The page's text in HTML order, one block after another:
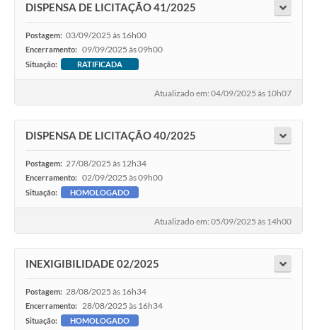
DISPENSA DE LICITAÇÃO 41/2025
Postagem: 03/09/2025 às 16h00
Encerramento: 09/09/2025 às 09h00
Situação: RATIFICADA
Atualizado em: 04/09/2025 às 10h07
DISPENSA DE LICITAÇÃO 40/2025
Postagem: 27/08/2025 às 12h34
Encerramento: 02/09/2025 às 09h00
Situação: HOMOLOGADO
Atualizado em: 05/09/2025 às 14h00
INEXIGIBILIDADE 02/2025
Postagem: 28/08/2025 às 16h34
Encerramento: 28/08/2025 às 16h34
Situação: HOMOLOGADO